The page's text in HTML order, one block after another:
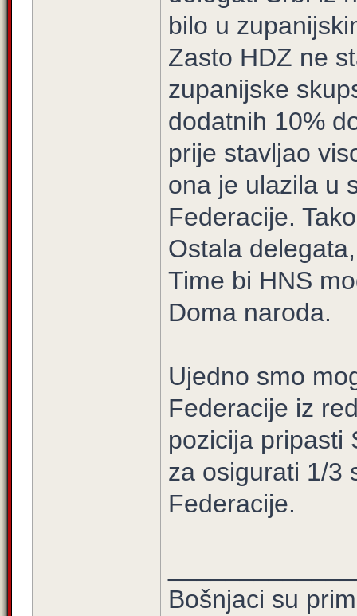
bilo u
Zasto HDZ ne
zupanijske
dodatnih 10%
prije stavljao
ona je ulazila u
Federacije.
Ostala
Time bi HNS
Doma naroda.
Ujedno smo
Federacije iz
pozicija pripasti
za osigurati 1/3
Federacije.
Bošnjaci su